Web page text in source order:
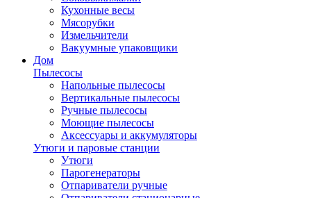
Кухонные весы
Мясорубки
Измельчители
Вакуумные упаковщики
Дом
Пылесосы
Напольные пылесосы
Вертикальные пылесосы
Ручные пылесосы
Моющие пылесосы
Аксессуары и аккумуляторы
Утюги и паровые станции
Утюги
Парогенераторы
Отпариватели ручные